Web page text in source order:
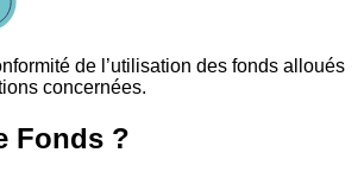
de l’utilisation des fonds alloués
concernées.
Fonds ?